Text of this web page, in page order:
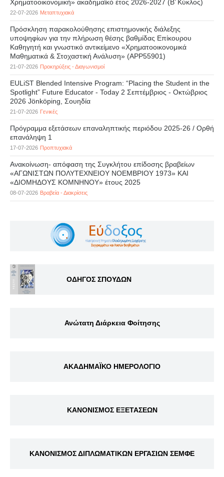
Χρηματοοικονομική» ακαδημαϊκό έτος 2026-2027 (B’ Kύκλος)
22-07-2026 Μεταπτυχιακά
Πρόσκληση παρακολούθησης επιστημονικής διάλεξης
υποψηφίων για την πλήρωση θέσης βαθμίδας Επίκουρου
Καθηγητή και γνωστικό αντικείμενο «Χρηματοοικονομικά
Μαθηματικά & Στοχαστική Ανάλυση» (APP55901)
21-07-2026 Προκηρύξεις - Διαγωνισμοί
EULiST Blended Intensive Program: “Placing the Student in the
Spotlight” Future Educator - Today 2 Σεπτέμβριος - Οκτώβριος
2026 Jönköping, Σουηδία
21-07-2026 Γενικές
Πρόγραμμα εξετάσεων επαναληπτικής περιόδου 2025-26 / Ορθή
επανάληψη 1
17-07-2026 Προπτυχιακά
Ανακοίνωση- απόφαση της Συγκλήτου επίδοσης βραβείων
«ΑΓΩΝΙΣΤΩΝ ΠΟΛΥΤΕΧΝΕΙΟΥ ΝΟΕΜΒΡΙΟΥ 1973» ΚΑΙ
«ΔΙΟΜΗΔΟΥΣ ΚΟΜΝΗΝΟΥ» έτους 2025
08-07-2026 Βραβεία - Διακρίσεις
ΟΔΗΓΟΣ ΣΠΟΥΔΩΝ
Ανώτατη Διάρκεια Φοίτησης
ΑΚΑΔΗΜΑΪΚΟ ΗΜΕΡΟΛΟΓΙΟ
ΚΑΝΟΝΙΣΜΟΣ ΕΞΕΤΑΣΕΩΝ
ΚΑΝΟΝΙΣΜΟΣ ΔΙΠΛΩΜΑΤΙΚΩΝ ΕΡΓΑΣΙΩΝ ΣΕΜΦΕ